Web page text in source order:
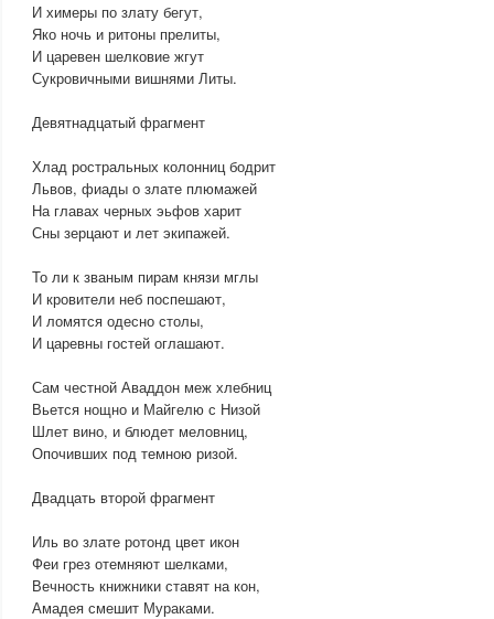
И химеры по злату бегут,
Яко ночь и ритоны прелиты,
И царевен шелковие жгут
Сукровичными вишнями Литы.
Девятнадцатый фрагмент
Хлад ростральных колонниц бодрит
Львов, фиады о злате плюмажей
На главах черных эьфов харит
Сны зерцают и лет экипажей.
То ли к званым пирам князи мглы
И кровители неб поспешают,
И ломятся одесно столы,
И царевны гостей оглашают.
Сам честной Аваддон меж хлебниц
Вьется нощно и Майгелю с Низой
Шлет вино, и блюдет меловниц,
Опочивших под темною ризой.
Двадцать второй фрагмент
Иль во злате ротонд цвет икон
Феи грез отемняют шелками,
Вечность книжники ставят на кон,
Амадея смешит Мураками.